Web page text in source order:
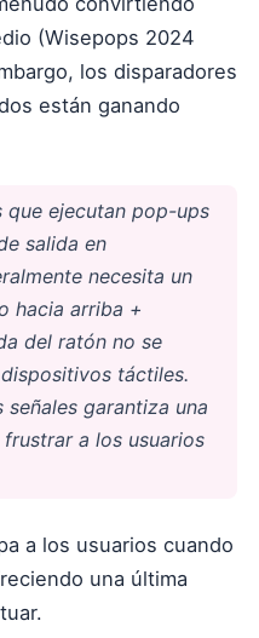
(Wisepops 2024
los disparadores
están ganando
que ejecutan pop-ups
salida en
necesita un
hacia arriba +
del ratón no se
táctiles.
garantiza una
a los usuarios
a los usuarios cuando
una última